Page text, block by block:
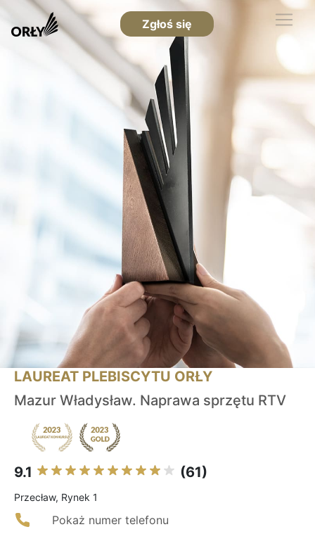
Zgłoś się
LAUREAT PLEBISCYTU ORŁY
Mazur Władysław. Naprawa sprzętu RTV
9.1 (61)
Przecław, Rynek 1
Pokaż numer telefonu